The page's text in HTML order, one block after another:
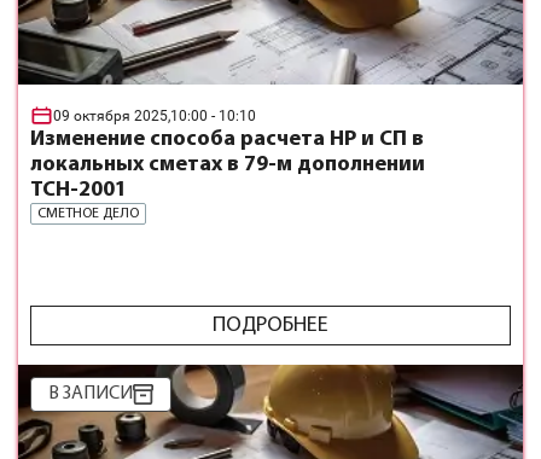
09 октября 2025,10:00 - 10:10
Изменение способа расчета НР и СП в
локальных сметах в 79-м дополнении
ТСН-2001
СМЕТНОЕ ДЕЛО
ПОДРОБНЕЕ
В ЗАПИСИ